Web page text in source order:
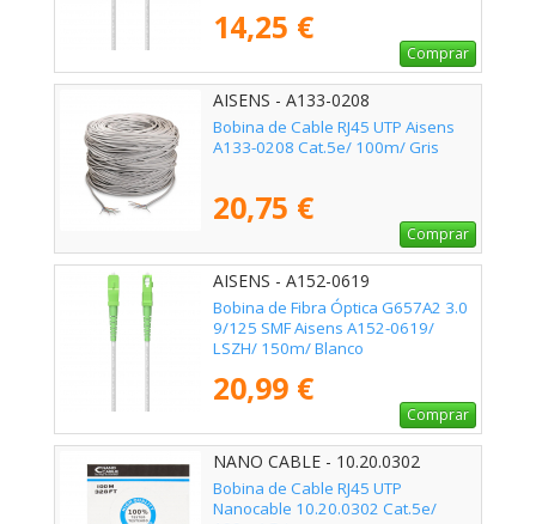
14,25 €
Comprar
AISENS - A133-0208
Bobina de Cable RJ45 UTP Aisens
A133-0208 Cat.5e/ 100m/ Gris
20,75 €
Comprar
AISENS - A152-0619
Bobina de Fibra Óptica G657A2 3.0
9/125 SMF Aisens A152-0619/
LSZH/ 150m/ Blanco
20,99 €
Comprar
NANO CABLE - 10.20.0302
Bobina de Cable RJ45 UTP
Nanocable 10.20.0302 Cat.5e/